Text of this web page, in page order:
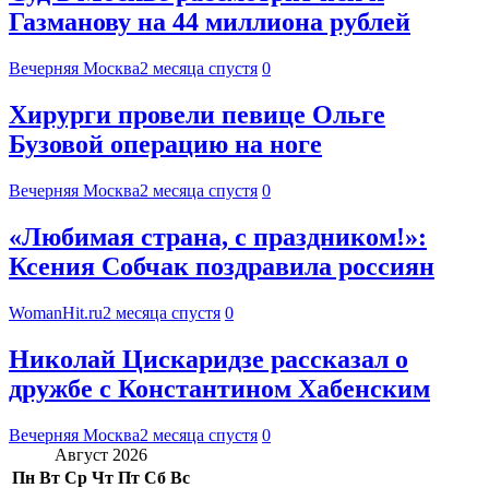
Газманову на 44 миллиона рублей
Вечерняя Москва2 месяца спустя 0
Хирурги провели певице Ольге
Бузовой операцию на ноге
Вечерняя Москва2 месяца спустя 0
«Любимая страна, с праздником!»:
Ксения Собчак поздравила россиян
WomanHit.ru2 месяца спустя 0
Николай Цискаридзе рассказал о
дружбе с Константином Хабенским
Вечерняя Москва2 месяца спустя 0
Август 2026
Пн Вт Ср Чт Пт Сб Вс